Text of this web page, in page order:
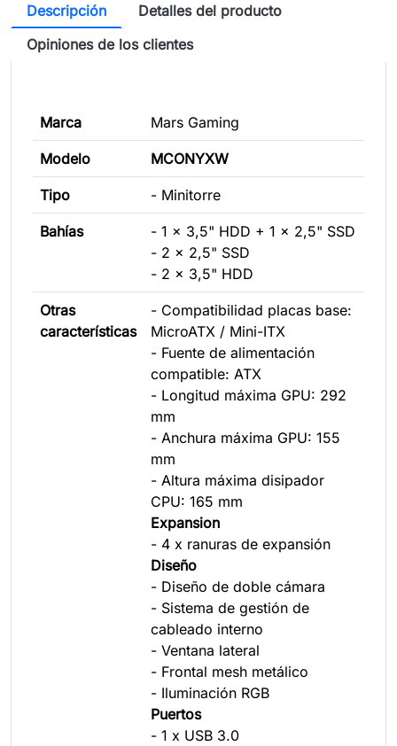
Descripción
Detalles del producto
Opiniones de los clientes
Marca Mars Gaming
Modelo MCONYXW
Tipo - Minitorre
Bahías
- 1 x 3,5" HDD + 1 x 2,5" SSD
- 2 x 2,5" SSD
- 2 x 3,5" HDD
Otras
características
- Compatibilidad placas base:
MicroATX / Mini-ITX
- Fuente de alimentación
compatible: ATX
- Longitud máxima GPU: 292
mm
- Anchura máxima GPU: 155
mm
- Altura máxima disipador
CPU: 165 mm
Expansion
- 4 x ranuras de expansión
Diseño
- Diseño de doble cámara
- Sistema de gestión de
cableado interno
- Ventana lateral
- Frontal mesh metálico
- Iluminación RGB
Puertos
- 1 x USB 3.0